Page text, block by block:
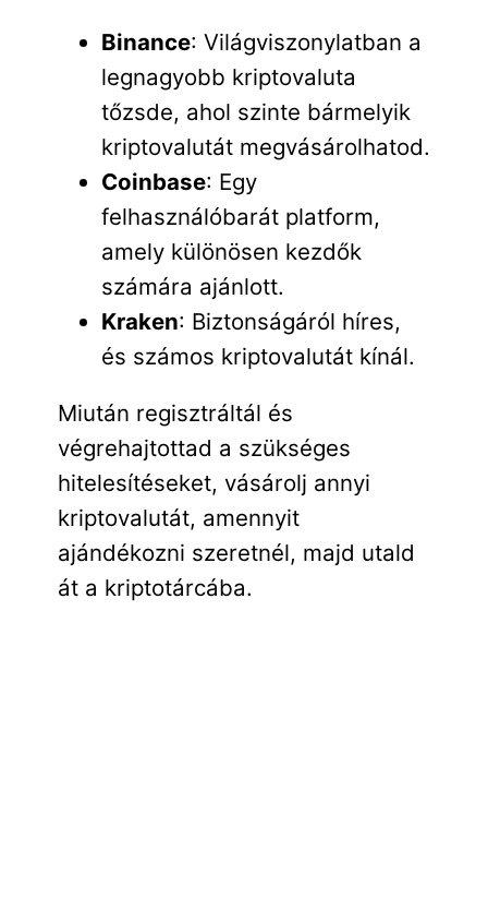
Binance: Világviszonylatban a
legnagyobb kriptovaluta
tőzsde, ahol szinte bármelyik
kriptovalutát megvásárolhatod.
Coinbase: Egy
felhasználóbarát platform,
amely különösen kezdők
számára ajánlott.
Kraken: Biztonságáról híres,
és számos kriptovalutát kínál.
Miután regisztráltál és
végrehajtottad a szükséges
hitelesítéseket, vásárolj annyi
kriptovalutát, amennyit
ajándékozni szeretnél, majd utald
át a kriptotárcába.